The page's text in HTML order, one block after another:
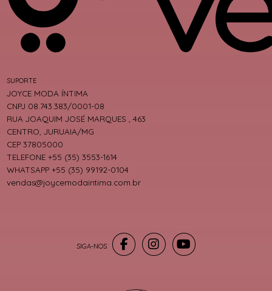
SUPORTE
JOYCE MODA ÍNTIMA
CNPJ 08.743.383/0001-08
RUA JOAQUIM JOSÉ MARQUES , 463
CENTRO, JURUAIA/MG
CEP 37805000
TELEFONE +55 (35) 3553-1614
WHATSAPP +55 (35) 99192-0104
vendas@joycemodaintima.com.br